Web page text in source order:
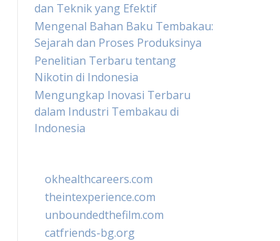
dan Teknik yang Efektif
Mengenal Bahan Baku Tembakau:
Sejarah dan Proses Produksinya
Penelitian Terbaru tentang
Nikotin di Indonesia
Mengungkap Inovasi Terbaru
dalam Industri Tembakau di
Indonesia
okhealthcareers.com
theintexperience.com
unboundedthefilm.com
catfriends-bg.org